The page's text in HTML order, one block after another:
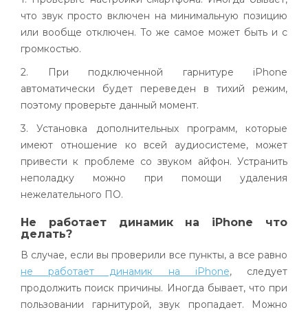
что звук просто включен на минимальную позицию
или вообще отключен. То же самое может быть и с
громкостью.
2. При подключенной гарнитуре iPhone
автоматически будет переведен в тихий режим,
поэтому проверьте данный момент.
3. Установка дополнительных программ, которые
имеют отношение ко всей аудиосистеме, может
привести к проблеме со звуком айфон. Устранить
неполадку можно при помощи удаления
нежелательного ПО.
Не работает динамик на iPhone что
делать?
В случае, если вы проверили все пункты, а все равно
не работает динамик на iPhone, следует
продолжить поиск причины. Иногда бывает, что при
пользовании гарнитурой, звук пропадает. Можно